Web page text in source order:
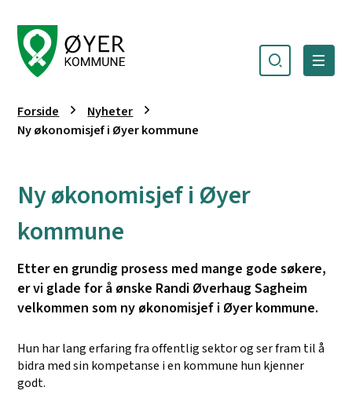
Søk Meny
Du er her:
Forside
Nyheter
Ny økonomisjef i Øyer kommune
Ny økonomisjef i Øyer
kommune
Etter en grundig prosess med mange gode søkere,
er vi glade for å ønske Randi Øverhaug Sagheim
velkommen som ny økonomisjef i Øyer kommune.
Hun har lang erfaring fra offentlig sektor og ser fram til å
bidra med sin kompetanse i en kommune hun kjenner
godt.